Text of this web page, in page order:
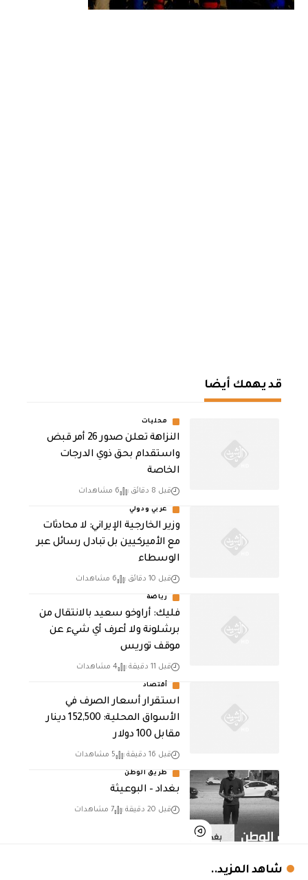
قد يهمك أيضا
محليات
النزاهة تعلن صدور 26 أمر قبض
واستقدام بحق ذوي الدرجات
الخاصة
قبل 8 دقائق 6 مشاهدات
عربي ودولي
‏وزير الخارجية الإيراني: لا محادثات
مع الأميركيين بل تبادل رسائل عبر
الوسطاء
قبل 10 دقائق 6 مشاهدات
رياضة
فليك: أراوخو سعيد بالانتقال من
برشلونة ولا أعرف أي شيء عن
موقف توريس
قبل 11 دقيقة 4 مشاهدات
أقتصاد
استقرار أسعار الصرف في
الأسواق المحلية: 152,500 دينار
مقابل 100 دولار
قبل 16 دقيقة 5 مشاهدات
طريق الوطن
بغداد – البوعيثة
قبل 20 دقيقة 7 مشاهدات
شاهد المزيد..